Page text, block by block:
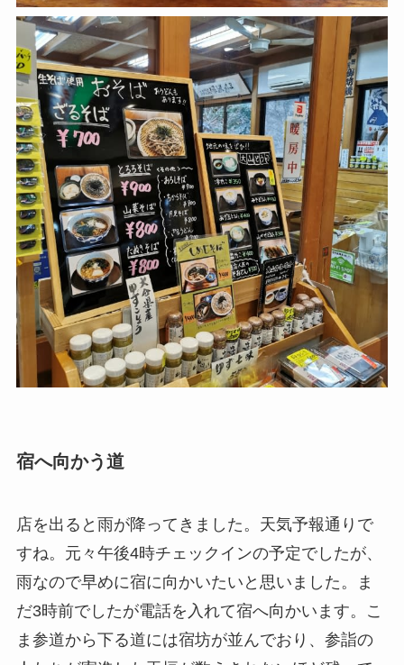
宿へ向かう道
店を出ると雨が降ってきました。天気予報通りで
すね。元々午後4時チェックインの予定でしたが、
雨なので早めに宿に向かいたいと思いました。ま
だ3時前でしたが電話を入れて宿へ向かいます。こ
ま参道から下る道には宿坊が並んでおり、参詣の